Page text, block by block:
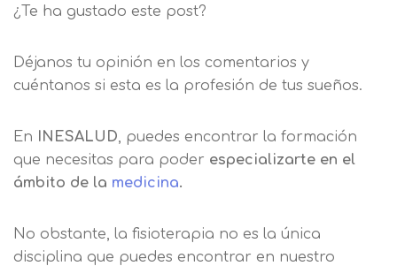
¿Te ha gustado este post?
Déjanos tu opinión en los comentarios y
cuéntanos si esta es la profesión de tus sueños.
En INESALUD, puedes encontrar la formación
que necesitas para poder especializarte en el
ámbito de la medicina.
No obstante, la fisioterapia no es la única
disciplina que puedes encontrar en nuestro
Información básica sobre
Acepto el tratamiento de mis datos con la
finalidad prevista en la información
básica.
Legitimación Consentimiento del
del tratamiento para cumplir con las
finalidades Derechos Acceder,
rectificar y suprimir los datos, así
explica en la información adicional
Información adicional
finalidad prevista en la información
básica
funcionalidades de nuestra página web.
Puede obtener más información en
nuestrapolítica de cookies.
Después de aceptar, no volveremos a
mostrarle este mensaje.
Leer más